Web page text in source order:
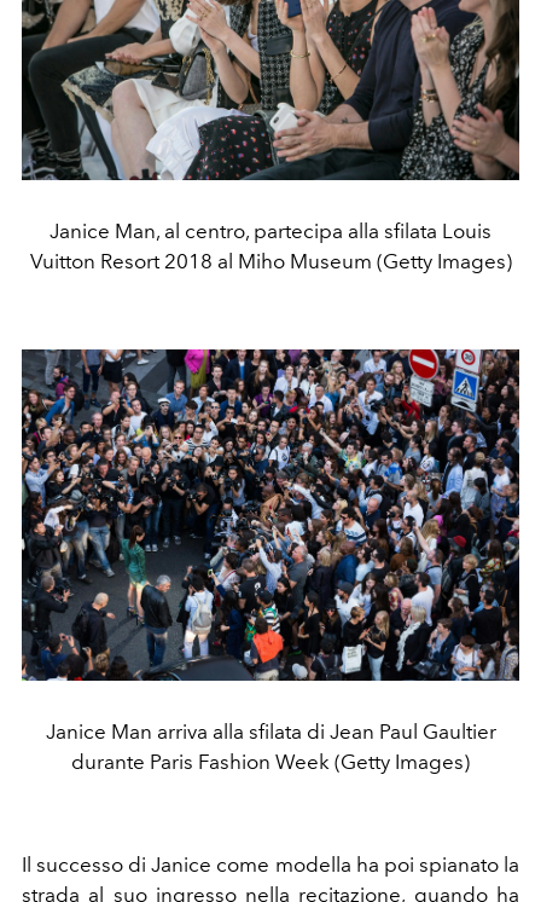
Janice Man, al centro, partecipa alla sfilata Louis
Vuitton Resort 2018 al Miho Museum (Getty Images)
Janice Man arriva alla sfilata di Jean Paul Gaultier
durante Paris Fashion Week (Getty Images)
Il successo di Janice come modella ha poi spianato la
strada al suo ingresso nella recitazione, quando ha